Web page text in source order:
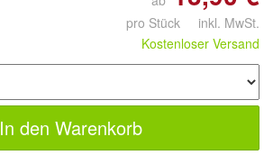
pro Stück inkl. MwSt.
Kostenloser Versand
In den Warenkorb